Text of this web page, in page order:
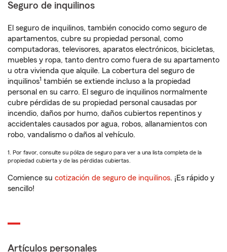
Seguro de inquilinos
El seguro de inquilinos, también conocido como seguro de
apartamentos, cubre su propiedad personal, como
computadoras, televisores, aparatos electrónicos, bicicletas,
muebles y ropa, tanto dentro como fuera de su apartamento
u otra vivienda que alquile. La cobertura del seguro de
inquilinos1 también se extiende incluso a la propiedad
personal en su carro. El seguro de inquilinos normalmente
cubre pérdidas de su propiedad personal causadas por
incendio, daños por humo, daños cubiertos repentinos y
accidentales causados por agua, robos, allanamientos con
robo, vandalismo o daños al vehículo.
1. Por favor, consulte su póliza de seguro para ver a una lista completa de la
propiedad cubierta y de las pérdidas cubiertas.
Comience su cotización de seguro de inquilinos. ¡Es rápido y
sencillo!
Artículos personales